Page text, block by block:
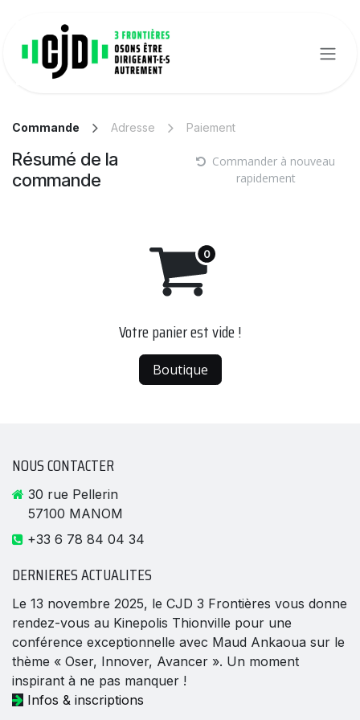
Commande Adresse Paiement
Résumé de la
commande
Commander à nouveau
rapidement
Votre panier est vide !
Boutique
NOUS CONTACTER
30 rue Pellerin
57100 MANOM
‪+33 6 78 84 04 34‬
DERNIERES ACTUALITES
Le 13 novembre 2025, le CJD 3 Frontières vous donne
rendez-vous au Kinepolis Thionville pour une
conférence exceptionnelle avec Maud Ankaoua sur le
thème « Oser, Innover, Avancer ». Un moment
inspirant à ne pas manquer !
Infos & inscriptions